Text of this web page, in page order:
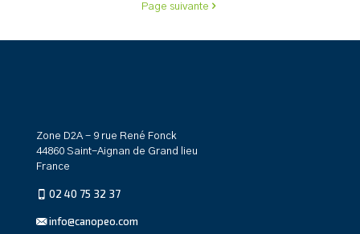
Page suivante
Zone D2A - 9 rue René Fonck
44860 Saint-Aignan de Grand lieu
France
02 40 75 32 37
info@canopeo.com